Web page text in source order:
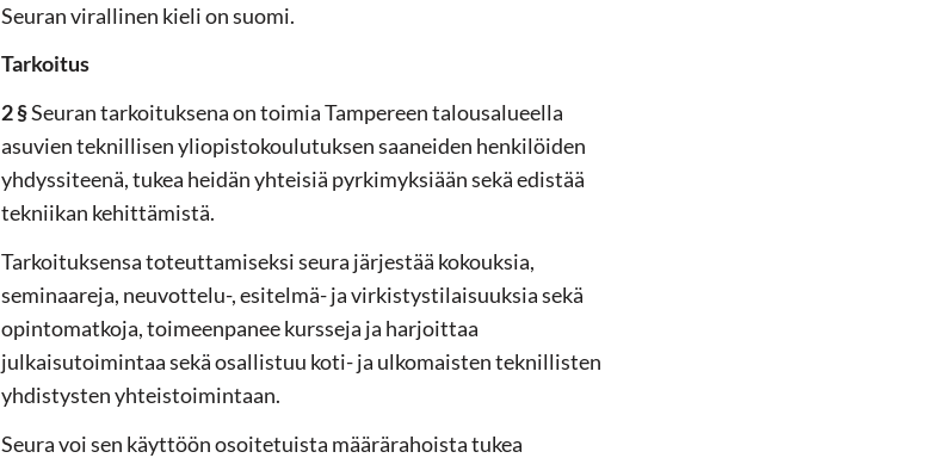
Seuran virallinen kieli on suomi.
Tarkoitus
2 §Seuran tarkoituksena on toimia Tampereen talousalueella
asuvien teknillisen yliopistokoulutuksen saaneiden henkilöiden
yhdyssiteenä, tukea heidän yhteisiä pyrkimyksiään sekä edistää
tekniikan kehittämistä.
Tarkoituksensa toteuttamiseksi seura järjestää kokouksia,
seminaareja, neuvottelu-, esitelmä- ja virkistystilaisuuksia sekä
opintomatkoja, toimeenpanee kursseja ja harjoittaa
julkaisutoimintaa sekä osallistuu koti- ja ulkomaisten teknillisten
yhdistysten yhteistoimintaan.
Seura voi sen käyttöön osoitetuista määrärahoista tukea